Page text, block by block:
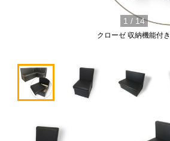
クローゼ 収納機能付き
1 / 14